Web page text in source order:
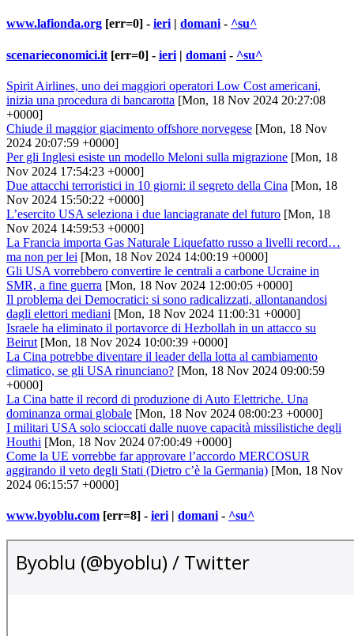
www.lafionda.org [err=0] - ieri | domani - ^su^
scenarieconomici.it [err=0] - ieri | domani - ^su^
Spirit Airlines, uno dei maggiori operatori Low Cost americani,
inizia una procedura di bancarotta [Mon, 18 Nov 2024 20:27:08
+0000]
Chiude il maggior giacimento offshore norvegese [Mon, 18 Nov
2024 20:07:59 +0000]
Per gli Inglesi esiste un modello Meloni sulla migrazione [Mon, 18
Nov 2024 17:54:23 +0000]
Due attacchi terroristici in 10 giorni: il segreto della Cina [Mon, 18
Nov 2024 15:50:22 +0000]
L’esercito USA seleziona i due lanciagranate del futuro [Mon, 18
Nov 2024 14:59:53 +0000]
La Francia importa Gas Naturale Liquefatto russo a livelli record…
ma non per lei [Mon, 18 Nov 2024 14:00:19 +0000]
Gli USA vorrebbero convertire le centrali a carbone Ucraine in
SMR, a fine guerra [Mon, 18 Nov 2024 12:00:05 +0000]
Il problema dei Democratici: si sono radicalizzati, allontanandosi
dagli elettori mediani [Mon, 18 Nov 2024 11:00:31 +0000]
Israele ha eliminato il portavorce di Hezbollah in un attacco su
Beirut [Mon, 18 Nov 2024 10:00:39 +0000]
La Cina potrebbe diventare il leader della lotta al cambiamento
climatico, se gli USA rinunciano? [Mon, 18 Nov 2024 09:00:59
+0000]
La Cina batte il record di produzione di Auto Elettriche. Una
dominanza ormai globale [Mon, 18 Nov 2024 08:00:23 +0000]
I militari USA solo scioccati dalle nuove capacità missilistiche degli
Houthi [Mon, 18 Nov 2024 07:00:49 +0000]
Come la UE vorrebbe far approvare l’accordo MERCOSUR
aggirando il veto degli Stati (Dietro c’è la Germania) [Mon, 18 Nov
2024 06:15:57 +0000]
www.byoblu.com [err=8] - ieri | domani - ^su^